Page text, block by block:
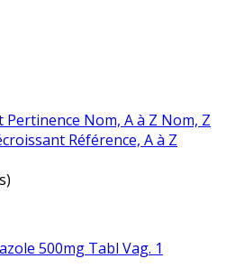
Pertinence Nom, A à Z Nom, Z
Référence, A à Z